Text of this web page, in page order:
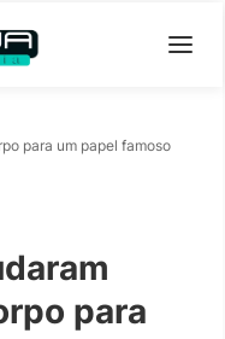
para um papel famoso
para